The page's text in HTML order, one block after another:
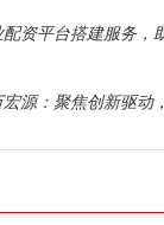
资平台搭建服务，
源：聚焦创新驱动